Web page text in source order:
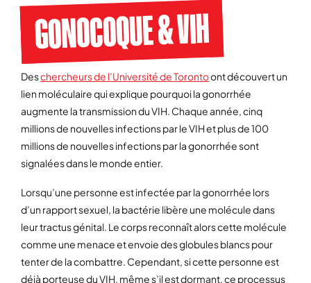
GONOCOQUE & VIH
Deschercheurs de l’Université de Torontoont découvert un
lien moléculaire qui explique pourquoi la gonorrhée
augmente la transmission du VIH. Chaque année, cinq
millions de nouvelles infections par le VIH et plus de 100
millions de nouvelles infections par la gonorrhée sont
signalées dans le monde entier.
Lorsqu’une personne est infectée par la gonorrhée lors
d’un rapport sexuel, la bactérie libère une molécule dans
leur tractus génital. Le corps reconnaît alors cette molécule
comme une menace et envoie des globules blancs pour
tenter de la combattre. Cependant, si cette personne est
déjà porteuse du VIH, même s’il est dormant, ce processus